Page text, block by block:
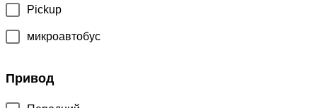
Pickup
микроавтобус
Привод